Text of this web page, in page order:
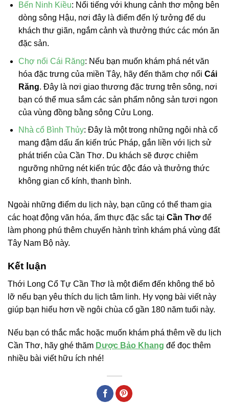
Bến Ninh Kiều: Nổi tiếng với khung cảnh thơ mộng bên
dòng sông Hậu, nơi đây là điểm đến lý tưởng để du
khách thư giãn, ngắm cảnh và thưởng thức các món ăn
đặc sản.
Chợ nổi Cái Răng: Nếu bạn muốn khám phá nét văn
hóa đặc trưng của miền Tây, hãy đến thăm chợ nổi Cái
Răng. Đây là nơi giao thương đặc trưng trên sông, nơi
bạn có thể mua sắm các sản phẩm nông sản tươi ngon
của vùng đồng bằng sông Cửu Long.
Nhà cổ Bình Thủy: Đây là một trong những ngôi nhà cổ
mang đậm dấu ấn kiến trúc Pháp, gắn liền với lịch sử
phát triển của Cần Thơ. Du khách sẽ được chiêm
ngưỡng những nét kiến trúc độc đáo và thưởng thức
không gian cổ kính, thanh bình.
Ngoài những điểm du lịch này, bạn cũng có thể tham gia
các hoạt động văn hóa, ẩm thực đặc sắc tại Cần Thơđể
làm phong phú thêm chuyến hành trình khám phá vùng đất
Tây Nam Bộ này.
Kết luận
Thới Long Cổ Tự Cần Thơ là một điểm đến không thể bỏ
lỡ nếu bạn yêu thích du lịch tâm linh. Hy vọng bài viết này
giúp bạn hiểu hơn về ngôi chùa cổ gần 180 năm tuổi này.
Nếu bạn có thắc mắc hoặc muốn khám phá thêm về du lịch
Cần Thơ, hãy ghé thăm Dược Bảo Khang để đọc thêm
nhiều bài viết hữu ích nhé!